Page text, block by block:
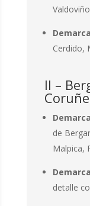
Cerdido,
II –
de
Malpica,
detalle